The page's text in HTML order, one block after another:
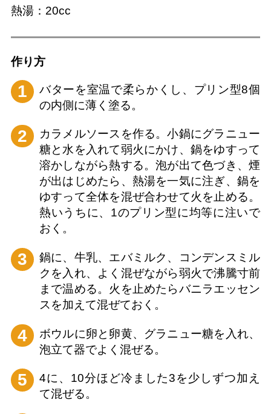
熱湯：20cc
作り⽅
1
バターを室温で柔らかくし、プリン型8個
の内側に薄く塗る。
2
カラメルソースを作る。小鍋にグラニュー
糖と水を入れて弱火にかけ、鍋をゆすって
溶かしながら熱する。泡が出て色づき、煙
が出はじめたら、熱湯を一気に注ぎ、鍋を
ゆすって全体を混ぜ合わせて火を止める。
熱いうちに、1のプリン型に均等に注いで
おく。
3
鍋に、牛乳、エバミルク、コンデンスミル
クを入れ、よく混ぜながら弱火で沸騰寸前
まで温める。火を止めたらバニラエッセン
スを加えて混ぜておく。
4
ボウルに卵と卵黄、グラニュー糖を入れ、
泡立て器でよく混ぜる。
5
4に、10分ほど冷ました3を少しずつ加え
て混ぜる。